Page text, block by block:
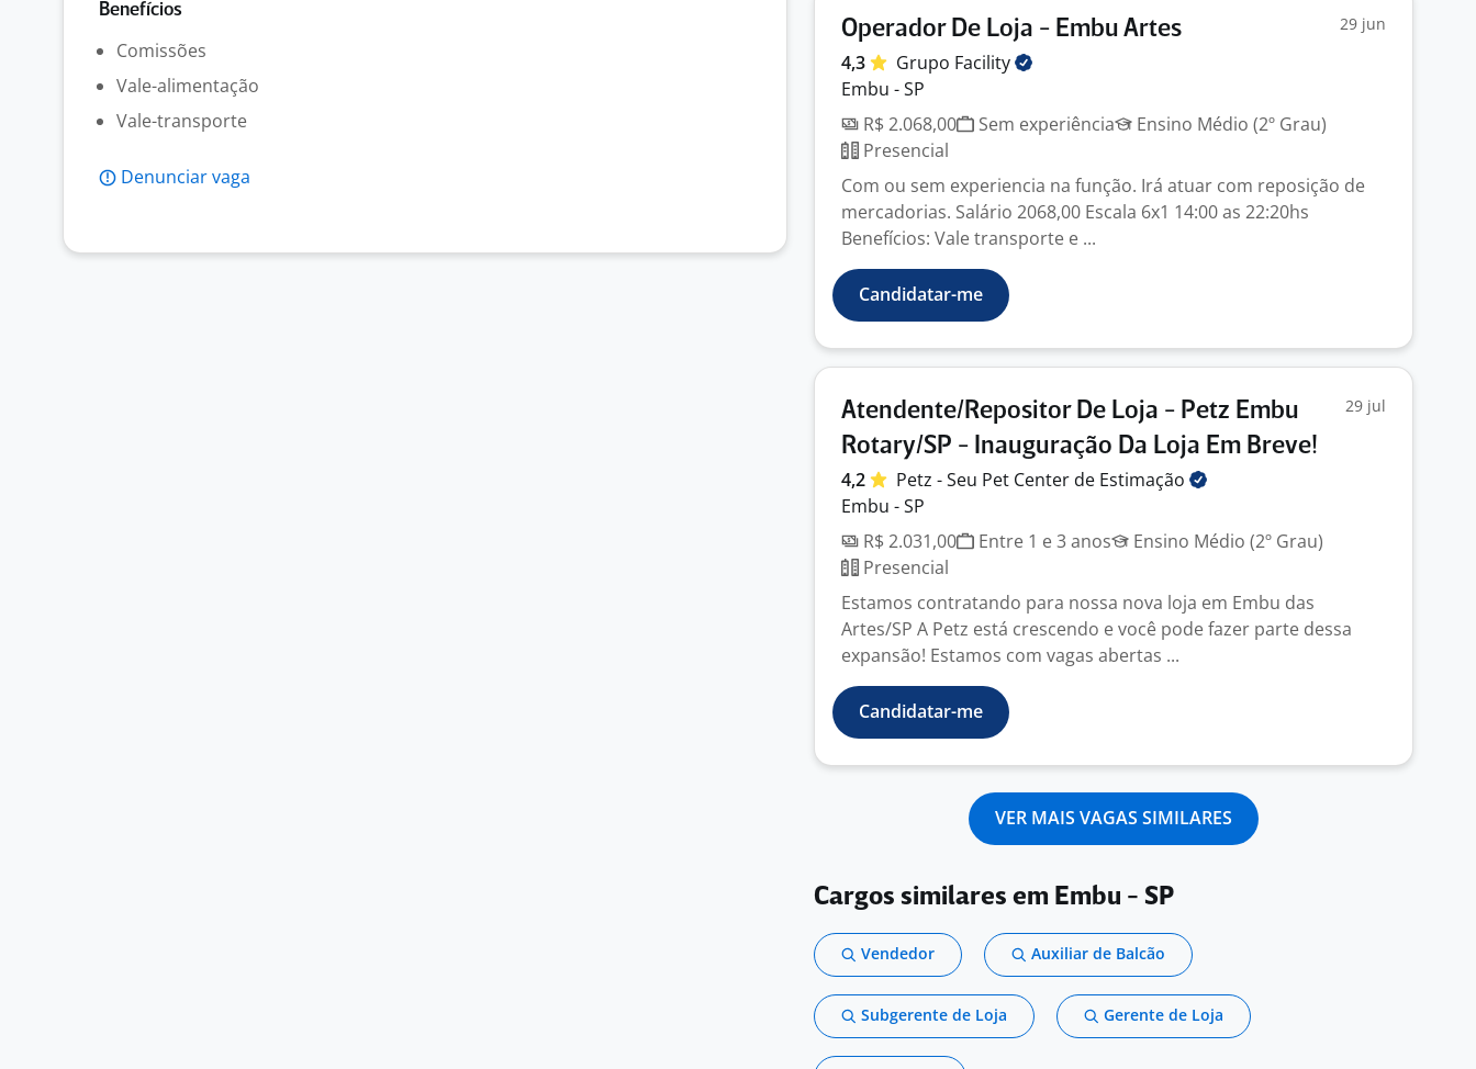
Benefícios
Comissões
Vale-alimentação
Vale-transporte
Denunciar vaga
Operador De Loja - Embu Artes 29 jun
4,3 Grupo Facility
Embu - SP
R$ 2.068,00
Sem experiência
Ensino Médio (2º Grau)
Presencial
Com ou sem experiencia na função. Irá atuar com reposição de
mercadorias. Salário 2068,00 Escala 6x1 14:00 as 22:20hs
Benefícios: Vale transporte e ...
Candidatar-me
Atendente/Repositor De Loja - Petz Embu
Rotary/SP - Inauguração Da Loja Em Breve!
29 jul
4,2 Petz - Seu Pet Center de Estimação
Embu - SP
R$ 2.031,00
Entre 1 e 3 anos
Ensino Médio (2º Grau)
Presencial
Estamos contratando para nossa nova loja em Embu das
Artes/SP A Petz está crescendo e você pode fazer parte dessa
expansão! Estamos com vagas abertas ...
Candidatar-me
VER MAIS VAGAS SIMILARES
Cargos similares em Embu - SP
Vendedor Auxiliar de Balcão
Subgerente de Loja Gerente de Loja